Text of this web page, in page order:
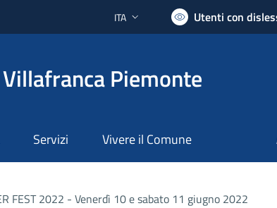
Lingua attiva:
ITA Utenti con
Piemonte
Servizi Vivere il Comune
FEST 2022 - Venerdì 10 e sabato 11 giugno 2022